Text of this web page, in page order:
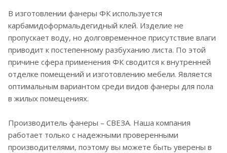
В изготовлении фанеры ФК используется
карбамидоформальдегидный клей. Изделие не
пропускает воду, но долговременное присутствие влаги
приводит к постепенному разбуханию листа. По этой
причине сфера применения ФК сводится к внутренней
отделке помещений и изготовлению мебели. Является
оптимальным вариантом среди видов фанеры для пола
в жилых помещениях.
Производитель фанеры – СВЕЗА. Наша компания
работает только с надежными проверенными
производителями, поэтому вы можете быть уверены в